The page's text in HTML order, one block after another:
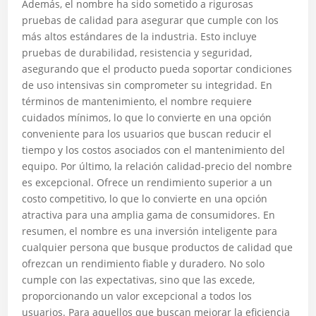
Además, el nombre ha sido sometido a rigurosas
pruebas de calidad para asegurar que cumple con los
más altos estándares de la industria. Esto incluye
pruebas de durabilidad, resistencia y seguridad,
asegurando que el producto pueda soportar condiciones
de uso intensivas sin comprometer su integridad. En
términos de mantenimiento, el nombre requiere
cuidados mínimos, lo que lo convierte en una opción
conveniente para los usuarios que buscan reducir el
tiempo y los costos asociados con el mantenimiento del
equipo. Por último, la relación calidad-precio del nombre
es excepcional. Ofrece un rendimiento superior a un
costo competitivo, lo que lo convierte en una opción
atractiva para una amplia gama de consumidores. En
resumen, el nombre es una inversión inteligente para
cualquier persona que busque productos de calidad que
ofrezcan un rendimiento fiable y duradero. No solo
cumple con las expectativas, sino que las excede,
proporcionando un valor excepcional a todos los
usuarios. Para aquellos que buscan mejorar la eficiencia